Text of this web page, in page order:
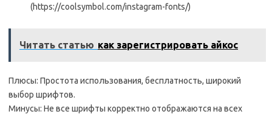
(https://coolsymbol.com/instagram-fonts/)
Читать статью как зарегистрировать айкос
Плюсы: Простота использования, бесплатность, широкий
выбор шрифтов.
Минусы: Не все шрифты корректно отображаются на всех